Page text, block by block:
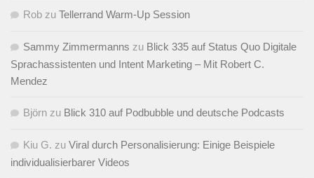
Rob zu Tellerrand Warm-Up Session
Sammy Zimmermanns zu Blick 335 auf Status Quo Digitale
Sprachassistenten und Intent Marketing – Mit Robert C.
Mendez
Björn zu Blick 310 auf Podbubble und deutsche Podcasts
Kiu G. zu Viral durch Personalisierung: Einige Beispiele
individualisierbarer Videos